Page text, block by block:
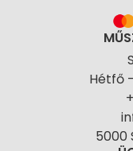
Hétfő
5000